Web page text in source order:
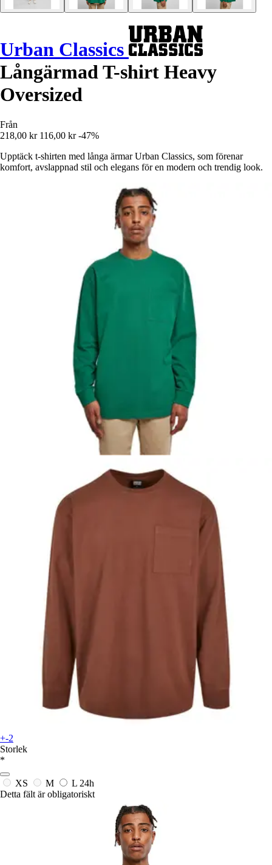
Urban Classics
Långärmad T-shirt Heavy
Oversized
Från
218,00 kr 116,00 kr -47%
Upptäck t-shirten med långa ärmar Urban Classics, som förenar
komfort, avslappnad stil och elegans för en modern och trendig look.
+-2
Storlek
*
XS M L 24h
Detta fält är obligatoriskt